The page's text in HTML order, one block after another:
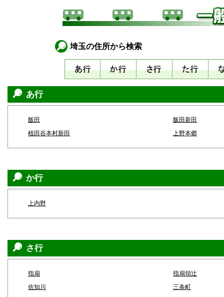
埼玉の住所から検索
あ行
飯田
飯田新田
植田谷本村新田
上野本郷
か行
上内野
さ行
指扇
指扇領辻
佐知川
三条町